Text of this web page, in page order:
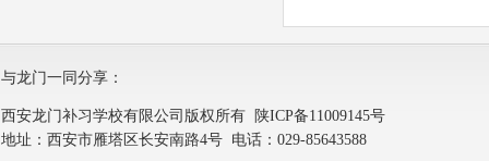
与龙门一同分享：
西安龙门补习学校有限公司版权所有
陕ICP备11009145号
地址：西安市雁塔区长安南路4号 电话：029-85643588